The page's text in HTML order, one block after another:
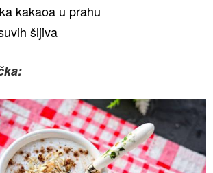
kakaoa u prahu
šljiva